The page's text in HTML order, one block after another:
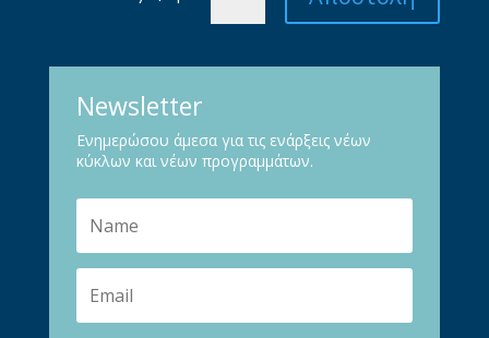
Newsletter
Ενημερώσου άμεσα για τις ενάρξεις νέων
κύκλων και νέων προγραμμάτων.